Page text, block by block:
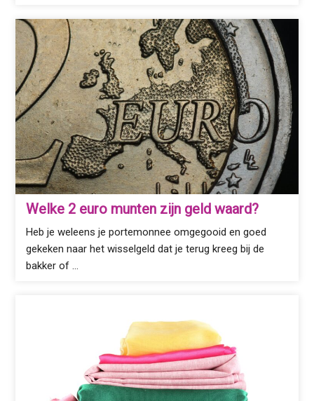
Welke 2 euro munten zijn geld waard​?
Heb je weleens je portemonnee omgegooid en goed
gekeken naar het wisselgeld dat je terug kreeg bij de
bakker of …